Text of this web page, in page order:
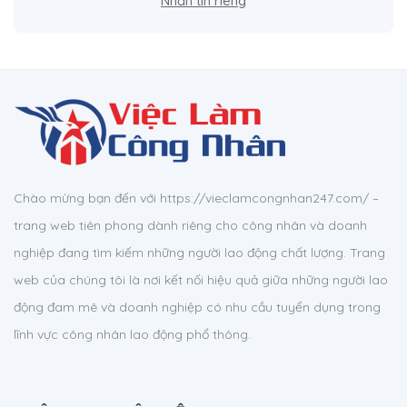
Chào mừng bạn đến với https://vieclamcongnhan247.com/ –
trang web tiên phong dành riêng cho công nhân và doanh
nghiệp đang tìm kiếm những người lao động chất lượng. Trang
web của chúng tôi là nơi kết nối hiệu quả giữa những người lao
động đam mê và doanh nghiệp có nhu cầu tuyển dụng trong
lĩnh vực công nhân lao động phổ thông.